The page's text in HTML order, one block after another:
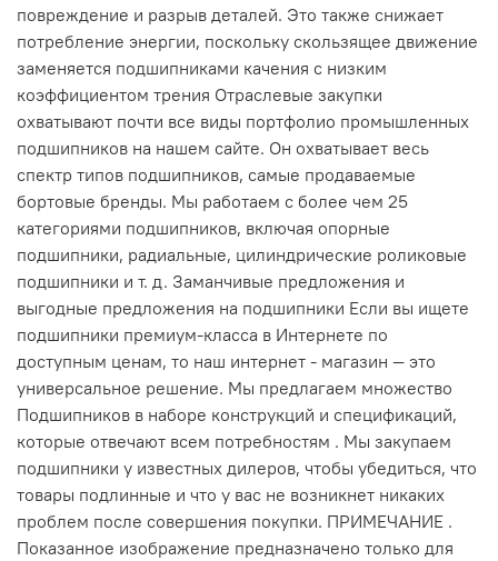
повреждение и разрыв деталей. Это также снижает
потребление энергии, поскольку скользящее движение
заменяется подшипниками качения с низким
коэффициентом трения Отраслевые закупки
охватывают почти все виды портфолио промышленных
подшипников на нашем сайте. Он охватывает весь
спектр типов подшипников, самые продаваемые
бортовые бренды. Мы работаем с более чем 25
категориями подшипников, включая опорные
подшипники, радиальные, цилиндрические роликовые
подшипники и т. д. Заманчивые предложения и
выгодные предложения на подшипники Если вы ищете
подшипники премиум-класса в Интернете по
доступным ценам, то наш интернет - магазин — это
универсальное решение. Мы предлагаем множество
Подшипников в наборе конструкций и спецификаций,
которые отвечают всем потребностям . Мы закупаем
подшипники у известных дилеров, чтобы убедиться, что
товары подлинные и что у вас не возникнет никаких
проблем после совершения покупки. ПРИМЕЧАНИЕ .
Показанное изображение предназначено только для